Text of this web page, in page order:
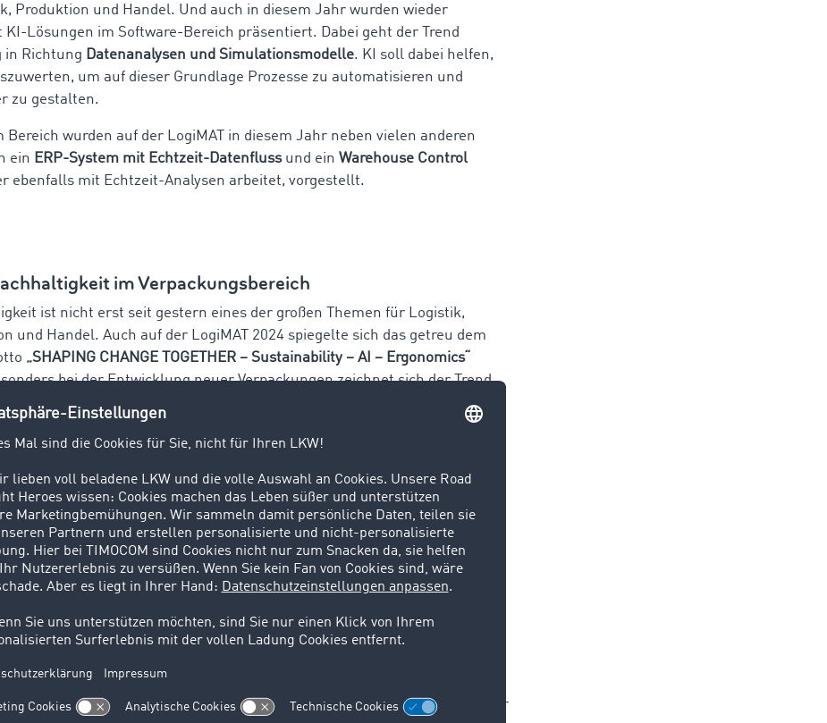
Produktion und Handel. Und auch in diesem Jahr wurden wieder
Lösungen im Software-Bereich präsentiert. Dabei geht der Trend
in Richtung Datenanalysen und Simulationsmodelle. KI soll dabei helfen,
um auf dieser Grundlage Prozesse zu automatisieren und
zu gestalten.
Bereich wurden auf der LogiMAT in diesem Jahr neben vielen anderen
ein ERP-System mit Echtzeit-Datenflussund ein Warehouse Control
ebenfalls mit Echtzeit-Analysen arbeitet, vorgestellt.
im Verpackungsbereich
ist nicht erst seit gestern eines der großen Themen für Logistik,
und Handel. Auch auf der LogiMAT 2024 spiegelte sich das getreu dem
„SHAPING CHANGE TOGETHER – Sustainability – AI – Ergonomics“
bei der Entwicklung neuer Verpackungen zeichnet sich der Trend
deutlich ab. Dabei drehte sich alles um die verwendeten
und die Einrichtung von Kreislaufsystemen.
Innovationen gehörten unter anderem Verpackungslösungen
und ein mobiles Transport-System, das konventionelle Lösungen
oder Einwegverpackungen ersetzen soll.
als Drehschraube für Automatisierung und
2024 wurden verschiedene Innovationen und Produktneuheiten aus
der Identtechnik vorgestellt. Die Auto-ID-Branche spielt eine wichtige
wie Digitalisierung und Automatisierung und ist somit ein zentraler